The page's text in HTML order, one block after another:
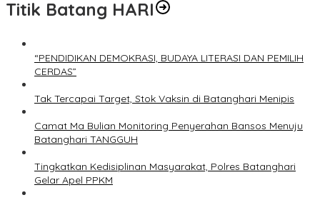
Titik Batang HARI
“PENDIDIKAN DEMOKRASI, BUDAYA LITERASI DAN PEMILIH
CERDAS”
Tak Tercapai Target, Stok Vaksin di Batanghari Menipis
Camat Ma Bulian Monitoring Penyerahan Bansos Menuju
Batanghari TANGGUH
Tingkatkan Kedisiplinan Masyarakat, Polres Batanghari
Gelar Apel PPKM